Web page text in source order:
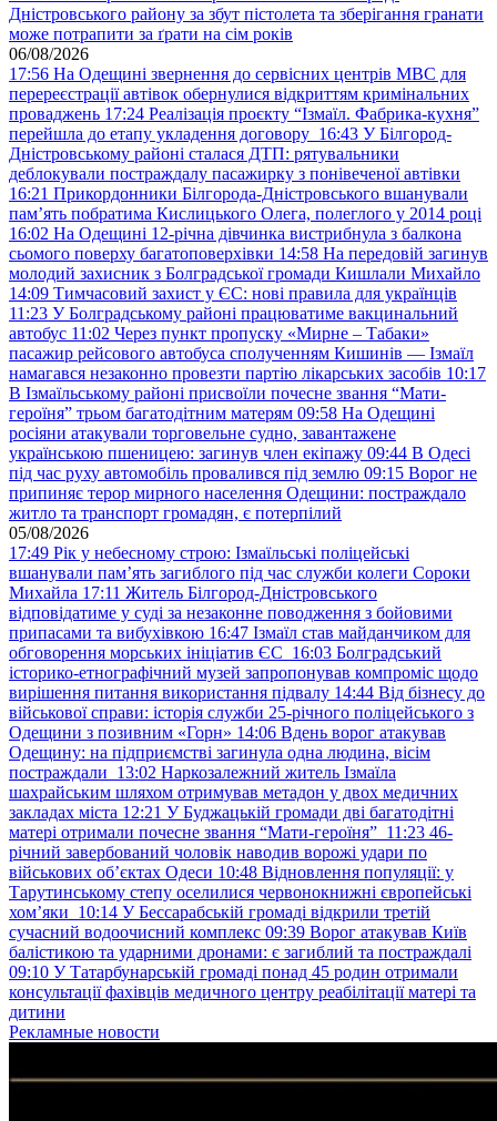
Дністровського району за збут пістолета та зберігання гранати
може потрапити за ґрати на сім років
06/08/2026
17:56 На Одещині звернення до сервісних центрів МВС для
перереєстрації автівок обернулися відкриттям кримінальних
проваджень 17:24 Реалізація проєкту “Ізмаїл. Фабрика-кухня”
перейшла до етапу укладення договору 16:43 У Білгород-
Дністровському районі сталася ДТП: рятувальники
деблокували постраждалу пасажирку з понівеченої автівки
16:21 Прикордонники Білгорода-Дністровського вшанували
пам’ять побратима Кислицького Олега, полеглого у 2014 році
16:02 На Одещині 12-річна дівчинка вистрибнула з балкона
сьомого поверху багатоповерхівки 14:58 На передовій загинув
молодий захисник з Болградської громади Кишлали Михайло
14:09 Тимчасовий захист у ЄС: нові правила для українців
11:23 У Болградському районі працюватиме вакцинальний
автобус 11:02 Через пункт пропуску «Мирне – Табаки»
пасажир рейсового автобуса сполученням Кишинів — Ізмаїл
намагався незаконно провезти партію лікарських засобів 10:17
В Ізмаїльському районі присвоїли почесне звання “Мати-
героїня” трьом багатодітним матерям 09:58 На Одещині
росіяни атакували торговельне судно, завантажене
українською пшеницею: загинув член екіпажу 09:44 В Одесі
під час руху автомобіль провалився під землю 09:15 Ворог не
припиняє терор мирного населення Одещини: постраждало
житло та транспорт громадян, є потерпілий
05/08/2026
17:49 Рік у небесному строю: Ізмаїльські поліцейські
вшанували пам’ять загиблого під час служби колеги Сороки
Михайла 17:11 Житель Білгород-Дністровського
відповідатиме у суді за незаконне поводження з бойовими
припасами та вибухівкою 16:47 Ізмаїл став майданчиком для
обговорення морських ініціатив ЄС 16:03 Болградський
історико-етнографічний музей запропонував компроміс щодо
вирішення питання використання підвалу 14:44 Від бізнесу до
військової справи: історія служби 25-річного поліцейського з
Одещини з позивним «Горн» 14:06 Вдень ворог атакував
Одещину: на підприємстві загинула одна людина, вісім
постраждали 13:02 Наркозалежний житель Ізмаїла
шахрайським шляхом отримував метадон у двох медичних
закладах міста 12:21 У Буджацькій громади дві багатодітні
матері отримали почесне звання “Мати-героїня” 11:23 46-
річний завербований чоловік наводив ворожі удари по
військових обʼєктах Одеси 10:48 Відновлення популяції: у
Тарутинському степу оселилися червонокнижні європейські
хом’яки 10:14 У Бессарабській громаді відкрили третій
сучасний водоочисний комплекс 09:39 Ворог атакував Київ
балістикою та ударними дронами: є загиблий та постраждалі
09:10 У Татарбунарській громаді понад 45 родин отримали
консультації фахівців медичного центру реабілітації матері та
дитини
Рекламные новости